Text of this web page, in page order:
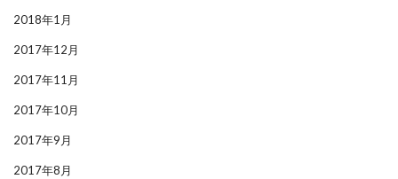
2018年1月
2017年12月
2017年11月
2017年10月
2017年9月
2017年8月